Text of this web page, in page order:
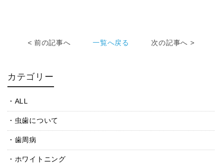
< 前の記事へ 一覧へ戻る 次の記事へ >
カテゴリー
ALL
虫歯について
歯周病
ホワイトニング